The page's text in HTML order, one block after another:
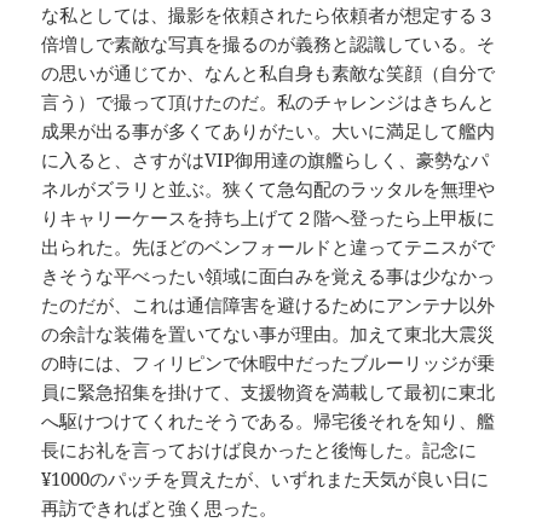
な私としては、撮影を依頼されたら依頼者が想定する３
倍増しで素敵な写真を撮るのが義務と認識している。そ
の思いが通じてか、なんと私自身も素敵な笑顔（自分で
言う）で撮って頂けたのだ。私のチャレンジはきちんと
成果が出る事が多くてありがたい。大いに満足して艦内
に入ると、さすがはVIP御用達の旗艦らしく、豪勢なパ
ネルがズラリと並ぶ。狭くて急勾配のラッタルを無理や
りキャリーケースを持ち上げて２階へ登ったら上甲板に
出られた。先ほどのベンフォールドと違ってテニスがで
きそうな平べったい領域に面白みを覚える事は少なかっ
たのだが、これは通信障害を避けるためにアンテナ以外
の余計な装備を置いてない事が理由。加えて東北大震災
の時には、フィリピンで休暇中だったブルーリッジが乗
員に緊急招集を掛けて、支援物資を満載して最初に東北
へ駆けつけてくれたそうである。帰宅後それを知り、艦
長にお礼を言っておけば良かったと後悔した。記念に
¥1000のパッチを買えたが、いずれまた天気が良い日に
再訪できればと強く思った。